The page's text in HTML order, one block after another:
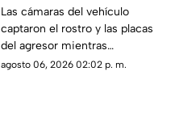
rayando el auto en
estacionamiento
Las cámaras del vehículo
captaron el rostro y las placas
del agresor mientras
vandalizaba la pintura. Esto
agosto 06, 2026 02:02 p. m.